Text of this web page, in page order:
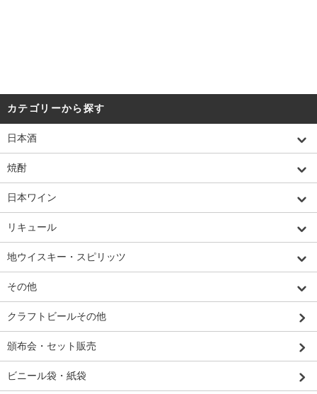
カテゴリーから探す
日本酒
焼酎
日本ワイン
リキュール
地ウイスキー・スピリッツ
その他
クラフトビールその他
頒布会・セット販売
ビニール袋・紙袋